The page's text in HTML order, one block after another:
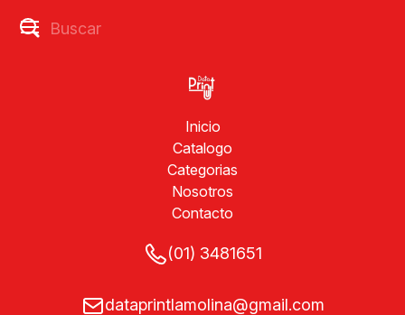
Inicio
Catalogo
Categorias
Nosotros
Contacto
(01) 3481651
dataprintlamolina@gmail.com